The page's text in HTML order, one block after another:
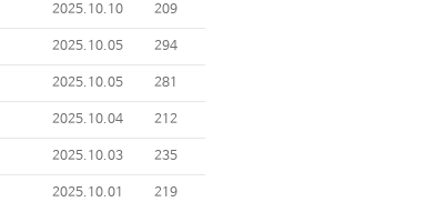
2025.10.10 209
2025.10.05 294
2025.10.05 281
2025.10.04 212
2025.10.03 235
2025.10.01 219